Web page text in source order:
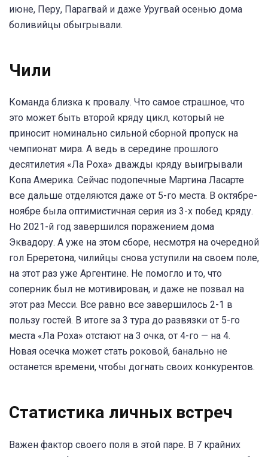
июне, Перу, Парагвай и даже Уругвай осенью дома
боливийцы обыгрывали.
Чили
Команда близка к провалу. Что самое страшное, что
это может быть второй кряду цикл, который не
приносит номинально сильной сборной пропуск на
чемпионат мира. А ведь в середине прошлого
десятилетия «Ла Роха» дважды кряду выигрывали
Копа Америка. Сейчас подопечные Мартина Ласарте
все дальше отделяются даже от 5-го места. В октябре-
ноябре была оптимистичная серия из 3-х побед кряду.
Но 2021-й год завершился поражением дома
Эквадору. А уже на этом сборе, несмотря на очередной
гол Бреретона, чилийцы снова уступили на своем поле,
на этот раз уже Аргентине. Не помогло и то, что
соперник был не мотивирован, и даже не позвал на
этот раз Месси. Все равно все завершилось 2-1 в
пользу гостей. В итоге за 3 тура до развязки от 5-го
места «Ла Роха» отстают на 3 очка, от 4-го — на 4.
Новая осечка может стать роковой, банально не
останется времени, чтобы догнать своих конкурентов.
Статистика личных встреч
Важен фактор своего поля в этой паре. В 7 крайних